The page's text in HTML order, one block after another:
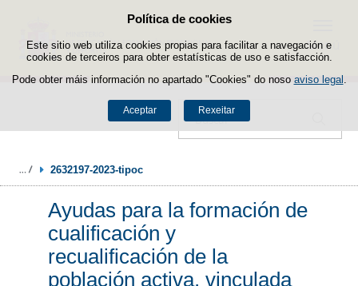
Política de cookies
Este sitio web utiliza cookies propias para facilitar a navegación e
cookies de terceiros para obter estatísticas de uso e satisfacción.
Pode obter máis información no apartado "Cookies" do noso aviso legal
Aceptar Rexeitar
Saltar ao contido
Buscador
Menú
2632197-2023-tipoc
Ayudas para la formación de
cualificación y
recualificación de la
población activa, vinculada